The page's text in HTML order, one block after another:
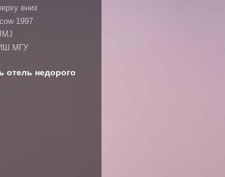
вниз
1997
МГУ
отель недорого